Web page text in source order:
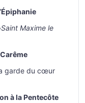
Saint Maxime le
garde du cœur
à la Pentecôte